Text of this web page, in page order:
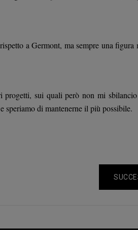
a Germont, ma sempre una figura
sui quali però non mi
speriamo di mantenerne il più possibile.